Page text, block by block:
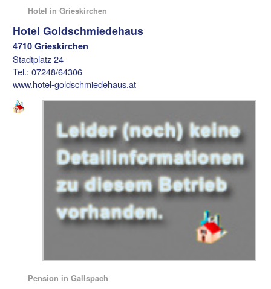
Hotel in Grieskirchen
Hotel Goldschmiedehaus
4710 Grieskirchen
Stadtplatz 24
Tel.: 07248/64306
www.hotel-goldschmiedehaus.at
Pension in Gallspach